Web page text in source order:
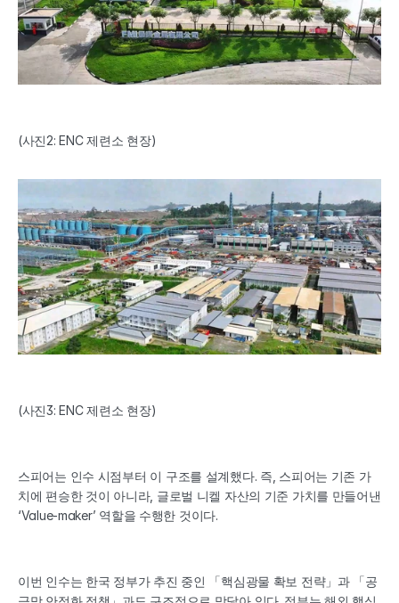
(사진2: ENC 제련소 현장)
(사진3: ENC 제련소 현장)
스피어는 인수 시점부터 이 구조를 설계했다. 즉, 스피어는 기존 가
치에 편승한 것이 아니라, 글로벌 니켈 자산의 기준 가치를 만들어낸
‘Value-maker’ 역할을 수행한 것이다.
이번 인수는 한국 정부가 추진 중인 「핵심광물 확보 전략」과 「공